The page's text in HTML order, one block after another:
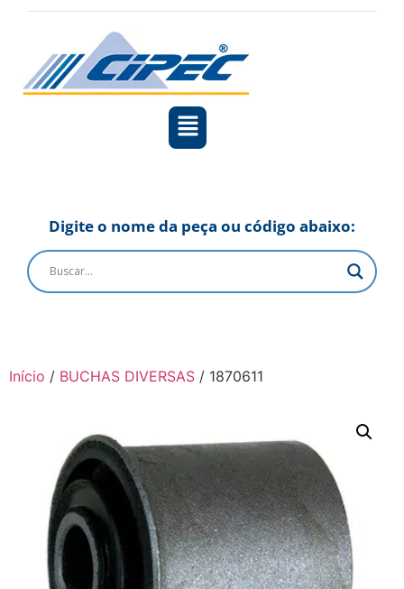
Digite o nome da peça ou código abaixo:
Início / BUCHAS DIVERSAS / 1870611